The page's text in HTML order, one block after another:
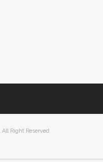
All Right Reserved